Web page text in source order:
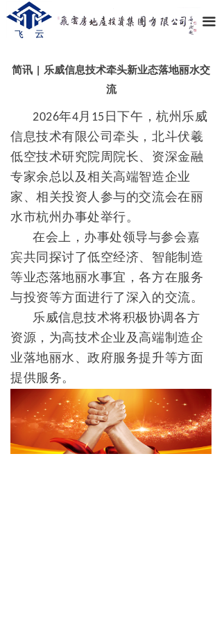
끀
简讯 | 乐威信息技术牵头新业态落地丽水交
流
2026年4月 15 日下午，杭州乐威
信息技术有限公司牵头，北斗伏羲
低空技术研究院周院长、资深金融
专家余总以及相关高端智造企业
家、相关投资人参与的交流会在丽
水市杭州办事处举行。
在会上，办事处领导与参会嘉
宾共同探讨了低空经济、智能制造
等业态落地丽水事宜，各方在服务
与投资等方面进行了深入的交流。
乐威信息技术将积极协调各方
资源，为高技术企业及高端制造企
业落地丽水、政府服务提升等方面
提供服务。